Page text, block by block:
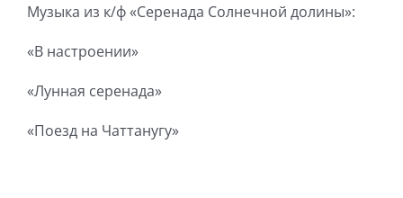
Музыка из к/ф «Серенада Солнечной долины»:
«В настроении»
«Лунная серенада»
«Поезд на Чаттанугу»